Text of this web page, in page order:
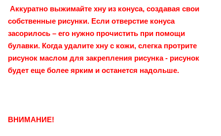
Аккуратно выжимайте хну из конуса, создавая свои
собственные рисунки. Если отверстие конуса
засорилось – его нужно прочистить при помощи
булавки. Когда удалите хну с кожи, слегка протрите
рисунок маслом для закрепления рисунка - рисунок
будет еще более ярким и останется надольше.
ВНИМАНИЕ!